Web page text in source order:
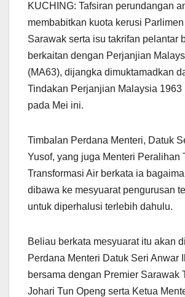
at
s
A
p
p
e
gr
a
m
c
e
b
o
o
ail
e
KUCHING: Tafsiran perundangan
membabitkan kuota kerusi
Sarawak serta isu takrifan pelantar
berkaitan dengan Perjanjian
(MA63), dijangka dimuktamadkan
Tindakan Perjanjian Malaysia 1963
pada Mei ini.
Timbalan Perdana Menteri, Datuk
Yusof, yang juga Menteri Peralihan
Transformasi Air berkata ia
dibawa ke mesyuarat pengurusan
untuk diperhalusi terlebih dahulu.
Beliau berkata mesyuarat itu akan
Perdana Menteri Datuk Seri Anwar
bersama dengan Premier Sarawak
Johari Tun Openg serta Ketua